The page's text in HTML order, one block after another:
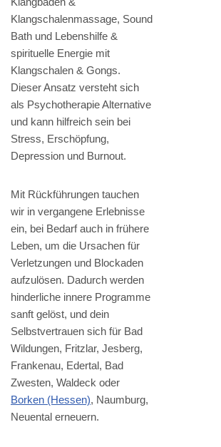
Klangschalenmassage, Sound
Bath und Lebenshilfe &
spirituelle Energie mit
Klangschalen & Gongs.
Dieser Ansatz versteht sich
als Psychotherapie Alternative
und kann hilfreich sein bei
Stress, Erschöpfung,
Depression und Burnout.
Mit Rückführungen tauchen
wir in vergangene Erlebnisse
ein, bei Bedarf auch in frühere
Leben, um die Ursachen für
Verletzungen und Blockaden
aufzulösen. Dadurch werden
hinderliche innere Programme
sanft gelöst, und dein
Selbstvertrauen sich für Bad
Wildungen, Fritzlar, Jesberg,
Frankenau, Edertal, Bad
Zwesten, Waldeck oder
Borken (Hessen), Naumburg,
Neuental erneuern.